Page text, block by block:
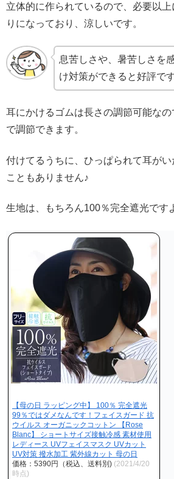
立体的に作られているので、必要以
りになっており、涼しいです。
息苦しさや、暑苦しさを
け対策ができると好評です
耳にかけるゴムは長さの調節可能な
で調節できます。
付けてるうちに、ひっぱられて耳が
こともありません♪
生地は、もちろん100％完全遮光です
【母の日 ラッピング中】 100％ 完全遮光
99％ではダメなんです！フェイスガード 抗
ウイルス オーガニックコットン 【Rose
Blanc】 ショートサイズ接触冷感 素材使用
レディース UVフェイスマスク UVカット
UV対策 撥水加工 紫外線カット 母の日
価格：5390円（税込、送料別) (2021/4/20
時点)